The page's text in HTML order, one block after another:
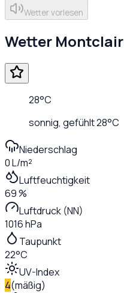
Wetter vorlesen
Wetter Montclair
28°C
sonnig, gefühlt28°C
Niederschlag
0 L/m²
Luftfeuchtigkeit
69 %
Luftdruck (NN)
1016 hPa
Taupunkt
22°C
UV-Index
4(mäßig)